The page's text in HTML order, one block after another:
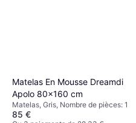
Matelas En Mousse Dreamdi
Apolo 80x160 cm
Matelas, Gris, Nombre de pièces: 1
85 €